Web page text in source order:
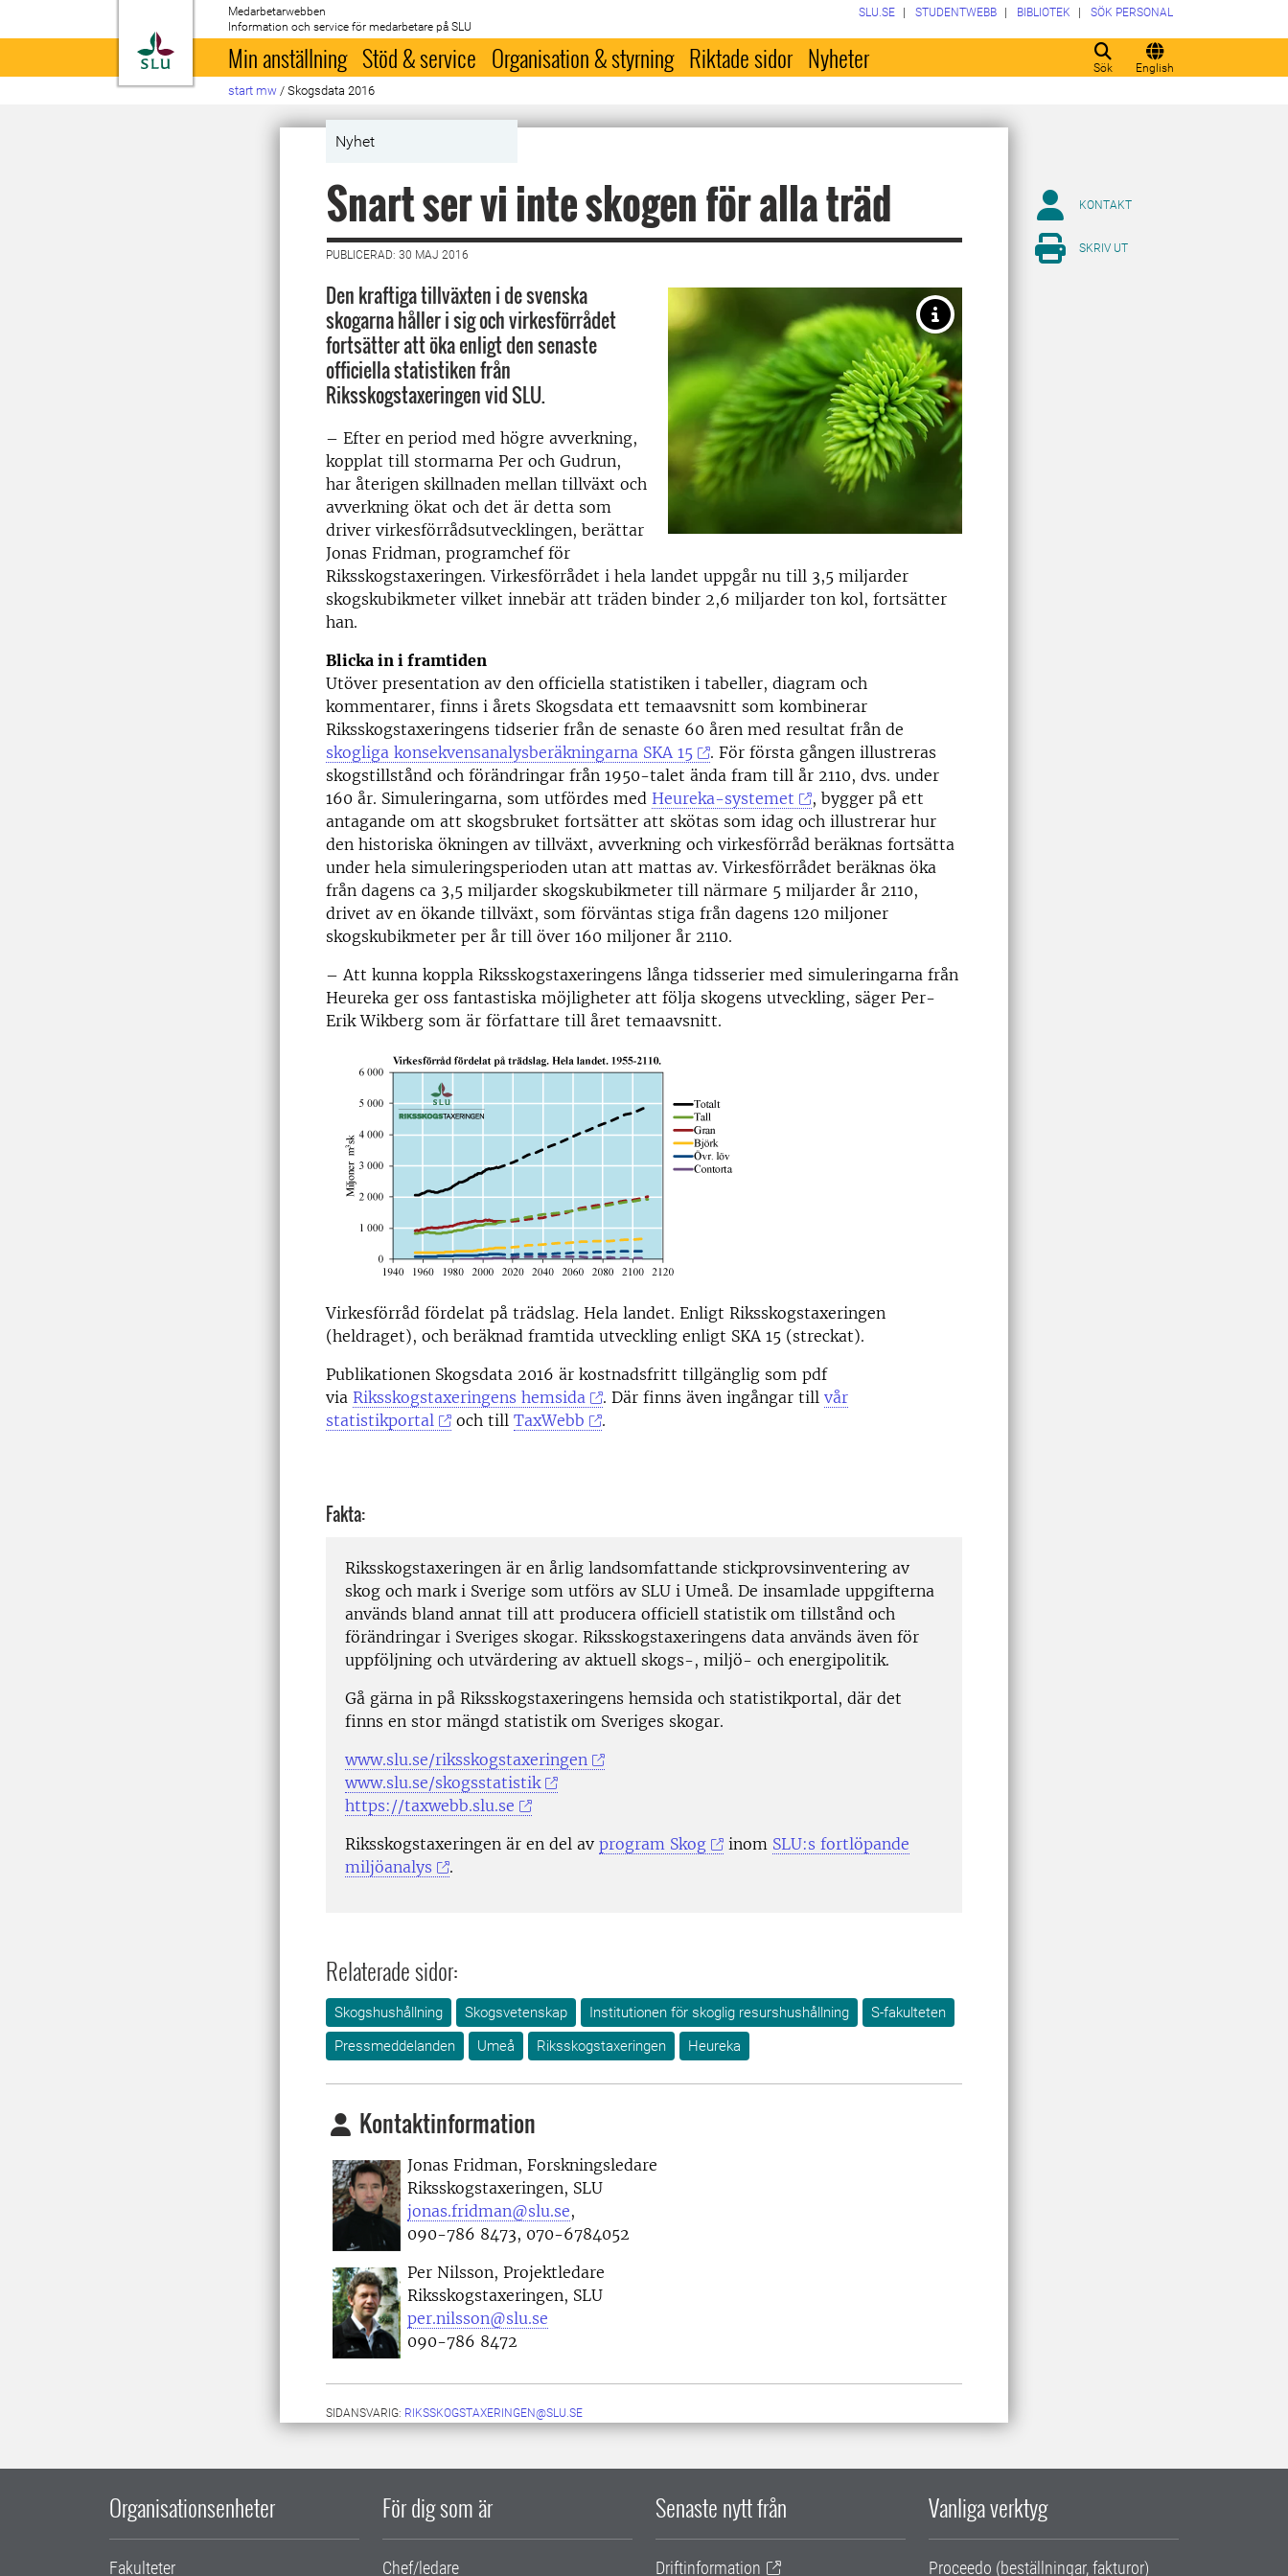
Till startsida
Medarbetarwebben
Information och service för medarbetare på SLU
Sök English
SLU.SE STUDENTWEBB BIBLIOTEK SÖK PERSONAL
Min anställning Stöd & service Organisation & styrning Riktade sidor Nyheter
start mw / Skogsdata 2016
Nyhet
Snart ser vi inte skogen för alla träd
PUBLICERAD: 30 MAJ 2016
Den kraftiga tillväxten i de svenska
skogarna håller i sig och virkesförrådet
fortsätter att öka enligt den senaste
officiella statistiken från
Riksskogstaxeringen vid SLU.
– Efter en period med högre avverkning,
kopplat till stormarna Per och Gudrun,
har återigen skillnaden mellan tillväxt och
avverkning ökat och det är detta som
driver virkesförrådsutvecklingen, berättar
Jonas Fridman, programchef för
Riksskogstaxeringen. Virkesförrådet i hela landet uppgår nu till 3,5 miljarder
skogskubikmeter vilket innebär att träden binder 2,6 miljarder ton kol, fortsätter
han.
Blicka in i framtiden
Utöver presentation av den officiella statistiken i tabeller, diagram och
kommentarer, finns i årets Skogsdata ett temaavsnitt som kombinerar
Riksskogstaxeringens tidserier från de senaste 60 åren med resultat från de
skogliga konsekvensanalysberäkningarna SKA 15
. För första gången illustreras
skogstillstånd och förändringar från 1950-talet ända fram till år 2110, dvs. under
160 år. Simuleringarna, som utfördes med Heureka-systemet
, bygger på ett
antagande om att skogsbruket fortsätter att skötas som idag och illustrerar hur
den historiska ökningen av tillväxt, avverkning och virkesförråd beräknas fortsätta
under hela simuleringsperioden utan att mattas av. Virkesförrådet beräknas öka
från dagens ca 3,5 miljarder skogskubikmeter till närmare 5 miljarder år 2110,
drivet av en ökande tillväxt, som förväntas stiga från dagens 120 miljoner
skogskubikmeter per år till över 160 miljoner år 2110.
– Att kunna koppla Riksskogstaxeringens långa tidsserier med simuleringarna från
Heureka ger oss fantastiska möjligheter att följa skogens utveckling, säger Per-
Erik Wikberg som är författare till året temaavsnitt.
Virkesförråd fördelat på trädslag. Hela landet. Enligt Riksskogstaxeringen
(heldraget), och beräknad framtida utveckling enligt SKA 15 (streckat).
Publikationen Skogsdata 2016 är kostnadsfritt tillgänglig som pdf
via Riksskogstaxeringens hemsida . Där finns även ingångar tillvår
statistikportal
och tillTaxWebb .
Fakta:
Riksskogstaxeringen är en årlig landsomfattande stickprovsinventering av
skog och mark i Sverige som utförs av SLU i Umeå. De insamlade uppgifterna
används bland annat till att producera officiell statistik om tillstånd och
förändringar i Sveriges skogar. Riksskogstaxeringens data används även för
uppföljning och utvärdering av aktuell skogs-, miljö- och energipolitik.
Gå gärna in på Riksskogstaxeringens hemsida och statistikportal, där det
finns en stor mängd statistik om Sveriges skogar.
www.slu.se/riksskogstaxeringen
www.slu.se/skogsstatistik
https://taxwebb.slu.se
Riksskogstaxeringen är en del av program Skog inom SLU:s fortlöpande
miljöanalys
.
Relaterade sidor:
Skogshushållning Skogsvetenskap Institutionen för skoglig resurshushållning
S-fakulteten
Pressmeddelanden
Umeå Riksskogstaxeringen Heureka
Kontaktinformation
Jonas Fridman, Forskningsledare
Riksskogstaxeringen, SLU
jonas.fridman@slu.se,
090-786 8473, 070-6784052
Per Nilsson, Projektledare
Riksskogstaxeringen, SLU
per.nilsson@slu.se
090-786 8472
SIDANSVARIG: RIKSSKOGSTAXERINGEN@SLU.SE
KONTAKT
SKRIV UT
Organisationsenheter
Fakulteter
För dig som är
Chef/ledare
Senaste nytt från
Driftinformation
Vanliga verktyg
Proceedo (beställningar, fakturor)